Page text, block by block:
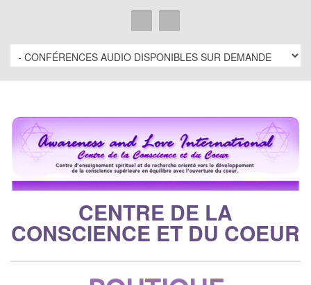
CENTRE DE LA
CONSCIENCE ET DU COEUR